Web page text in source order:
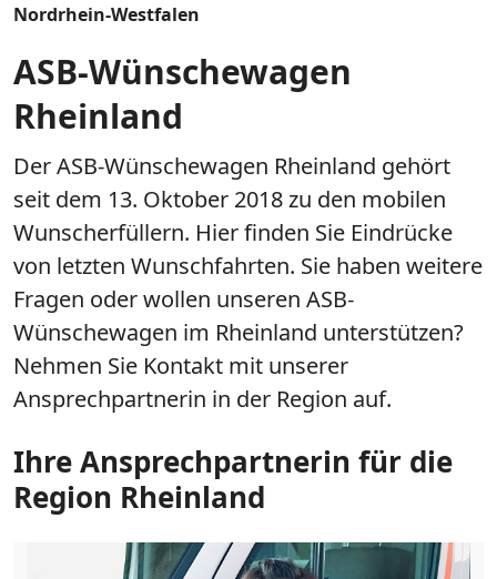
Nordrhein-Westfalen
ASB-Wünschewagen
Rheinland
Der ASB-Wünschewagen Rheinland gehört
seit dem 13. Oktober 2018 zu den mobilen
Wunscherfüllern. Hier finden Sie Eindrücke
von letzten Wunschfahrten. Sie haben weitere
Fragen oder wollen unseren ASB-
Wünschewagen im Rheinland unterstützen?
Nehmen Sie Kontakt mit unserer
Ansprechpartnerin in der Region auf.
Ihre Ansprechpartnerin für die
Region Rheinland